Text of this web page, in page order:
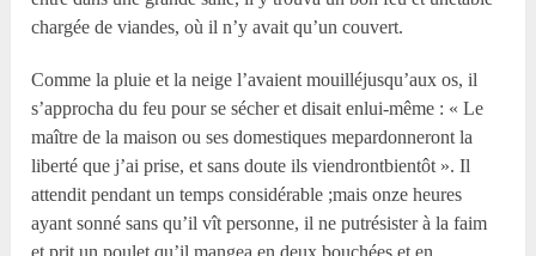
chargée de viandes, où il n’y avait qu’un couvert.
Comme la pluie et la neige l’avaient mouilléjusqu’aux os, il
s’approcha du feu pour se sécher et disait enlui-même : « Le
maître de la maison ou ses domestiques mepardonneront la
liberté que j’ai prise, et sans doute ils viendrontbientôt ». Il
attendit pendant un temps considérable ;mais onze heures
ayant sonné sans qu’il vît personne, il ne putrésister à la faim